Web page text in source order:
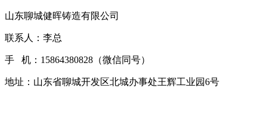
山东聊城健晖铸造有限公司
联系人：李总
手 机：15864380828（微信同号）
地址：山东省聊城开发区北城办事处王辉工业园6号